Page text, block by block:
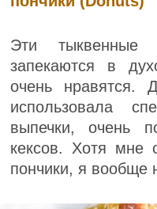
Эти тыквенные
запекаются в
очень нравятся.
использовала
выпечки, очень
кексов. Хотя мне
пончики, я вообще